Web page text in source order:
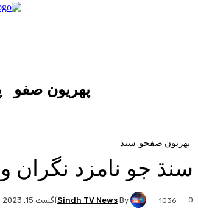
پهريون صفو
پهريون صفحو سنڌ
سنڌ جو نامزد نگران
By
Sindh TV Newsآگسٽ 15, 2023 0
1036